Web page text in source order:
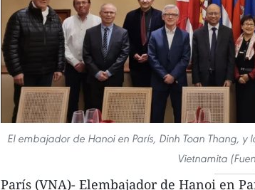
El embajador de Hanoi en París, Dinh Toan Thang,
Vietnamita
París (VNA)- Elembajador de Hanoi en